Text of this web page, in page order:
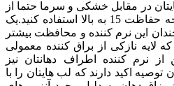
در مقابل خشکی و سرما حتما از
یک نرم کننده لب با درجه حفاظت 15 به بالا استفاده کنید.یک
این نرم کننده و محافظت بیشتر
لایه نازکی از براق کننده معمولی
نرم کننده اطراف دهانتان نیز
اکید دارند که لب هایتان را با